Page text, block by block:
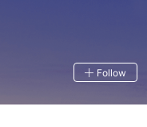
Follow